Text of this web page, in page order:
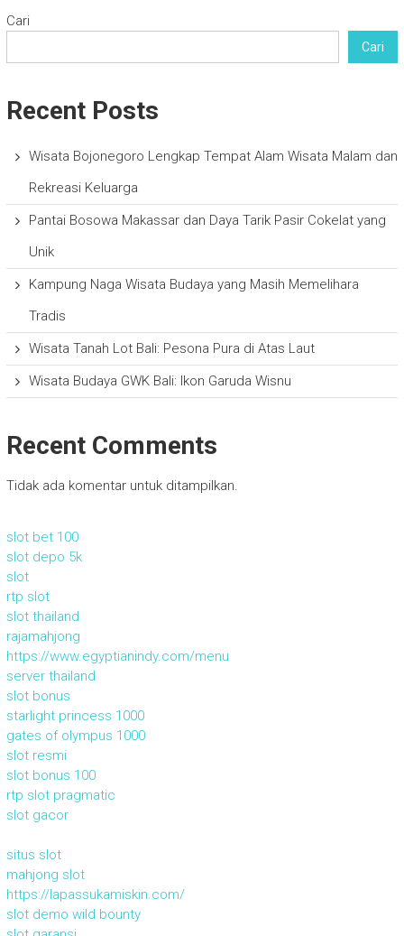
Cari
Cari
Recent Posts
Wisata Bojonegoro Lengkap Tempat Alam Wisata Malam dan
Rekreasi Keluarga
Pantai Bosowa Makassar dan Daya Tarik Pasir Cokelat yang
Unik
Kampung Naga Wisata Budaya yang Masih Memelihara
Tradis
Wisata Tanah Lot Bali: Pesona Pura di Atas Laut
Wisata Budaya GWK Bali: Ikon Garuda Wisnu
Recent Comments
Tidak ada komentar untuk ditampilkan.
slot bet 100
slot depo 5k
slot
rtp slot
slot thailand
rajamahjong
https://www.egyptianindy.com/menu
server thailand
slot bonus
starlight princess 1000
gates of olympus 1000
slot resmi
slot bonus 100
rtp slot pragmatic
slot gacor
situs slot
mahjong slot
https://lapassukamiskin.com/
slot demo wild bounty